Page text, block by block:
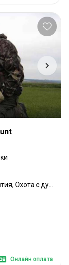
Охота подманиванием, Охота из укрытия, Охота с дульнозарядным ружьём
Онлайн оплата